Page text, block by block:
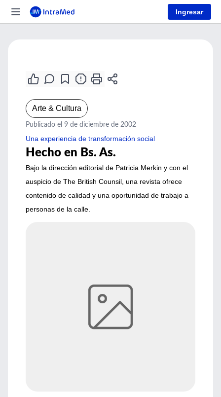
Ingresar
Arte & Cultura
Publicado el 9 de diciembre de 2002
Una experiencia de transformación social
Hecho en Bs. As.
Bajo la dirección editorial de Patricia Merkin y con el
auspicio de The British Counsil, una revista ofrece
contenido de calidad y una oportunidad de trabajo a
personas de la calle.